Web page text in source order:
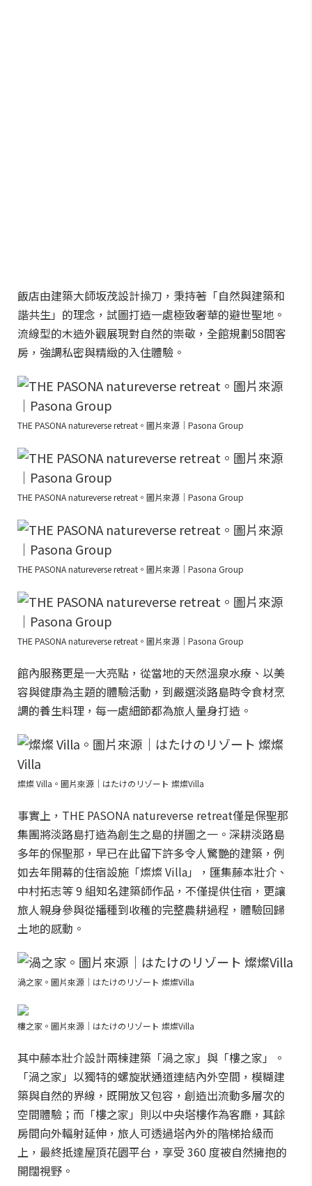
飯店由建築大師坂茂設計操刀，秉持著「自然與建築和
諧共生」的理念，試圖打造一處極致奢華的避世聖地。
流線型的木造外觀展現對自然的崇敬，全館規劃58間客
房，強調私密與精緻的入住體驗。
THE PASONA natureverse retreat。圖片來源｜Pasona Group
THE PASONA natureverse retreat。圖片來源｜Pasona Group
THE PASONA natureverse retreat。圖片來源｜Pasona Group
THE PASONA natureverse retreat。圖片來源｜Pasona Group
館內服務更是一大亮點，從當地的天然溫泉水療、以美
容與健康為主題的體驗活動，到嚴選淡路島時令食材烹
調的養生料理，每一處細節都為旅人量身打造。
燦燦 Villa。圖片來源｜はたけのリゾート 燦燦Villa
事實上，THE PASONA natureverse retreat僅是保聖那
集團將淡路島打造為創生之島的拼圖之一。深耕淡路島
多年的保聖那，早已在此留下許多令人驚艷的建築，例
如去年開幕的住宿設施「燦燦 Villa」，匯集藤本壯介、
中村拓志等 9 組知名建築師作品，不僅提供住宿，更讓
旅人親身參與從播種到收穫的完整農耕過程，體驗回歸
土地的感動。
渦之家。圖片來源｜はたけのリゾート 燦燦Villa
樓之家。圖片來源｜はたけのリゾート 燦燦Villa
其中藤本壯介設計兩棟建築「渦之家」與「樓之家」。
「渦之家」以獨特的螺旋狀通道連結內外空間，模糊建
築與自然的界線，既開放又包容，創造出流動多層次的
空間體驗；而「樓之家」則以中央塔樓作為客廳，其餘
房間向外輻射延伸，旅人可透過塔內外的階梯拾級而
上，最終抵達屋頂花園平台，享受 360 度被自然擁抱的
開闊視野。